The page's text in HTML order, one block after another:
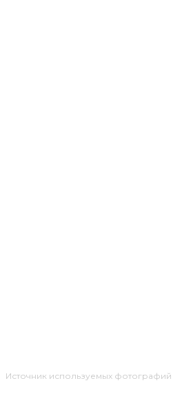
Источник используемых фотографий